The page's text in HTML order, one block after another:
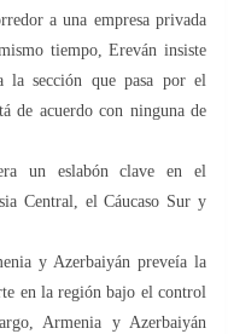
a una empresa privada
tiempo, Ereván insiste
la sección que pasa por el
de acuerdo con ninguna de
un eslabón clave en el
Central, el Cáucaso Sur y
y Azerbaiyán preveía la
en la región bajo el control
Armenia y Azerbaiyán